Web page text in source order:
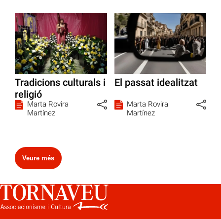
Tradicions culturals i
religió
Marta Rovira
Martínez
El passat idealitzat
Marta Rovira
Martínez
Veure més